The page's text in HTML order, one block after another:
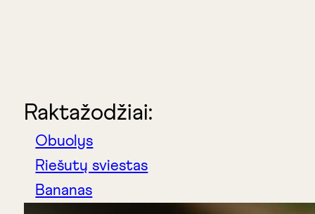
Raktažodžiai:
Obuolys
Riešutų sviestas
Bananas